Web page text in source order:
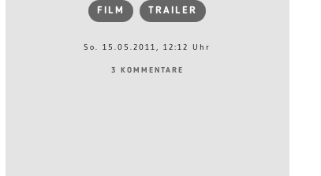
FILM TRAILER
So. 15.05.2011, 12:12 Uhr
3 KOMMENTARE